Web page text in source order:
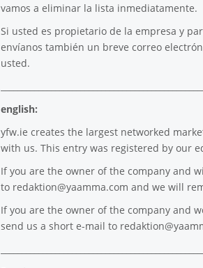
vamos a eliminar la lista inmediatamente.
Si usted es propietario de la empresa y
envíanos también un breve correo
usted.
english:
yfw.ie creates the largest networked
with us. This entry was registered by our
If you are the owner of the company and
to redaktion@yaamma.com and we will
If you are the owner of the company and
send us a short e-mail to